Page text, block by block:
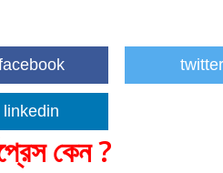
twitter
linkedin
কেন ?